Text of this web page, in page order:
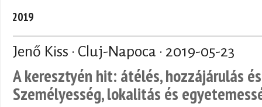
2019
Jenő Kiss · Cluj-Napoca · 2019-05-23
A keresztyén hit: átélés, hozzájárulás
Személyesség, lokalitás és